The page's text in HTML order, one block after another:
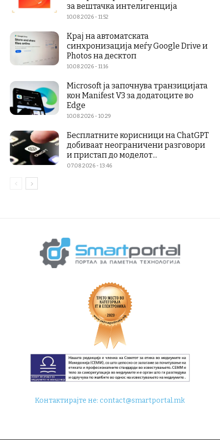
за вештачка интелигенција
10.08.2026 - 11:52
Крај на автоматската
синхронизација меѓу Google Drive и
Photos на десктоп
10.08.2026 - 11:16
Microsoft ја започнува транзицијата
кон Manifest V3 за додатоците во
Edge
10.08.2026 - 10:29
Бесплатните корисници на ChatGPT
добиваат неограничени разговори
и пристап до моделот...
07.08.2026 - 13:46
Контактирајте не:contact@smartportal.mk